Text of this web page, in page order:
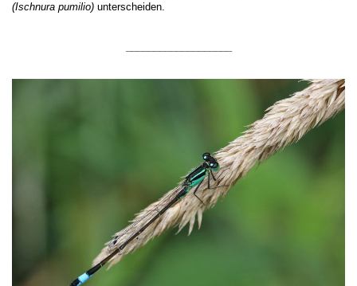
(Ischnura pumilio) unterscheiden.